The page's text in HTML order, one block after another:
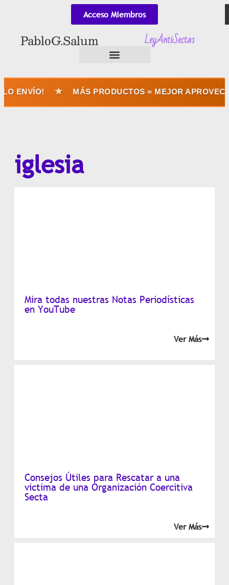
Acceso Miembros
Pablo G. Salum LeyAntiSectas
ENVÍO! ★ MÁS PRODUCTOS = MEJOR
iglesia
Mira todas nuestras Notas Periodísticas
en YouTube
Ver Más
Consejos Útiles para Rescatar a una
victima de una Organización Coercitiva
Secta
Ver Más